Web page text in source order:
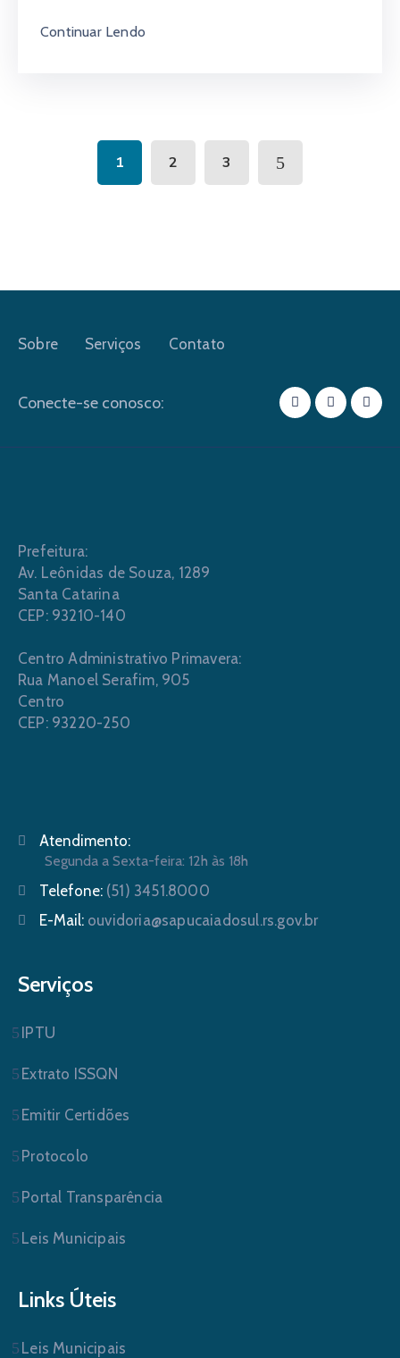
Continuar Lendo
1 2 3
Sobre Serviços Contato
Conecte-se conosco:
Prefeitura:
Av. Leônidas de Souza, 1289
Santa Catarina
CEP: 93210-140
Centro Administrativo Primavera:
Rua Manoel Serafim, 905
Centro
CEP: 93220-250
Atendimento:
Segunda a Sexta-feira: 12h às 18h
Telefone: (51) 3451.8000
E-Mail: ouvidoria@sapucaiadosul.rs.gov.br
Serviços
IPTU
Extrato ISSQN
Emitir Certidões
Protocolo
Portal Transparência
Leis Municipais
Links Úteis
Leis Municipais